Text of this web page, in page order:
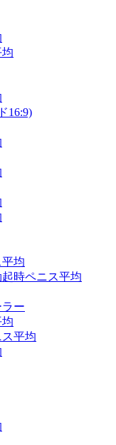
16:9)
均
時ペニス平均
ー
平均